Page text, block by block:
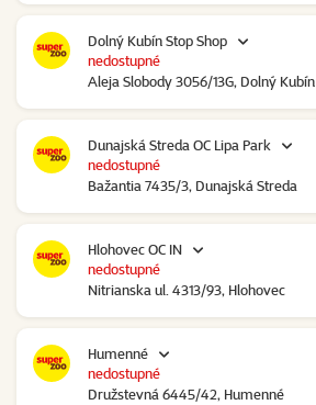
Dolný Kubín Stop Shop
Aleja Slobody 3056/13G, Dolný Kubín
nedostupné
Dunajská Streda OC Lipa Park
Bažantia 7435/3, Dunajská Streda
nedostupné
Hlohovec OC IN
Nitrianska ul. 4313/93, Hlohovec
nedostupné
Humenné
Družstevná 6445/42, Humenné
nedostupné